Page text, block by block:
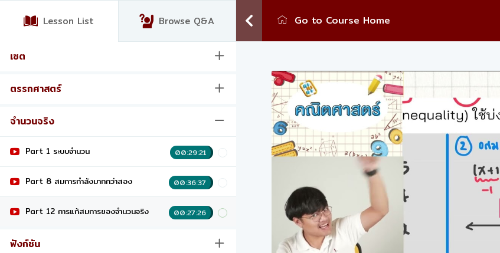
Lesson List Browse Q&A
เซต
ตรรกศาสตร์
จำนวนจริง
Part 1 ระบบจำนวน 00:29:21
Part 8 สมการกำลังมากกว่าสอง 00:36:37
Part 12 การแก้สมการของจำนวนจริง 00:27:26
ฟังก์ชัน
Go to Course Home